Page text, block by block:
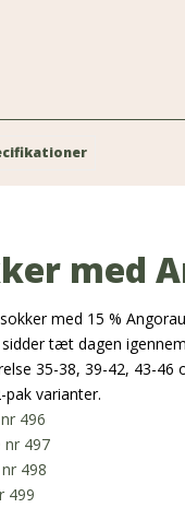
med
med 15 %
tæt dagen
35-38, 39-42, 43-46
pak varianter.
496
nr 497
498
499